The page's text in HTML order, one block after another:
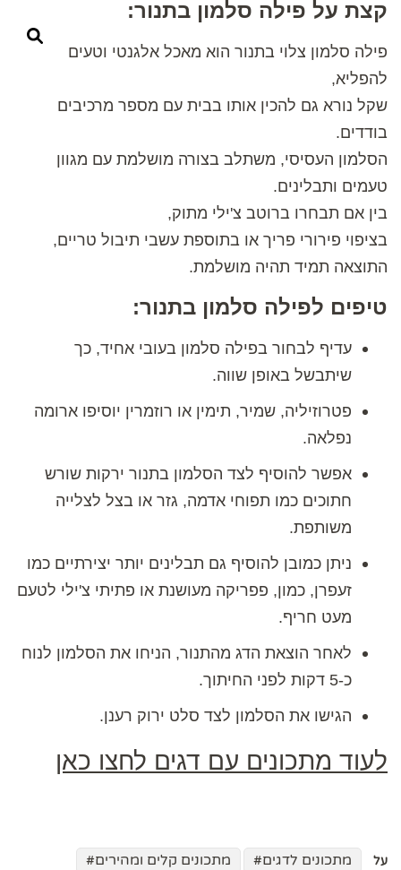
קצת על פילה סלמון בתנור:
פילה סלמון צלוי בתנור הוא מאכל אלגנטי וטעים
להפליא,
שקל נורא גם להכין אותו בבית עם מספר מרכיבים
בודדים.
הסלמון העסיסי, משתלב בצורה מושלמת עם מגוון
טעמים ותבלינים.
בין אם תבחרו ברוטב צ'ילי מתוק,
בציפוי פירורי פריך או בתוספת עשבי תיבול טריים,
התוצאה תמיד תהיה מושלמת.
טיפים לפילה סלמון בתנור:
עדיף לבחור בפילה סלמון בעובי אחיד, כך
שיתבשל באופן שווה.
פטרוזיליה, שמיר, תימין או רוזמרין יוסיפו ארומה
נפלאה.
אפשר להוסיף לצד הסלמון בתנור ירקות שורש
חתוכים כמו תפוחי אדמה, גזר או בצל לצלייה
משותפת.
ניתן כמובן להוסיף גם תבלינים יותר יצירתיים כמו
זעפרן, כמון, פפריקה מעושנת או פתיתי צ'ילי לטעם
מעט חריף.
לאחר הוצאת הדג מהתנור, הניחו את הסלמון לנוח
כ-5 דקות לפני החיתוך.
הגישו את הסלמון לצד סלט ירוק רענן.
לעוד מתכונים עם דגים לחצו כאן
על מתכונים לדגים
מתכונים קלים ומהירים